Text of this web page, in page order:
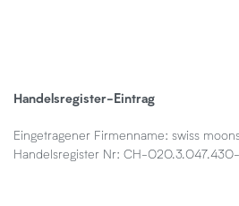
Handelsregister-Eintrag
Eingetragener Firmenname: swiss
Handelsregister Nr: CH-